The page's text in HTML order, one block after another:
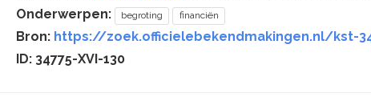
Onderwerpen:
begroting financiën
Bron: https://zoek.officielebekendmakingen.nl/kst-
ID: 34775-XVI-130